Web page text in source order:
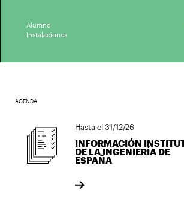
Alumno
Instalaciones
AGENDA
Hasta el 31/12/26
INFORMACIÓN INSTITUTO
DE LA INGENIERÍA DE
ESPAÑA